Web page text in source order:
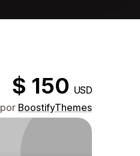
$ 150 USD
por BoostifyThemes